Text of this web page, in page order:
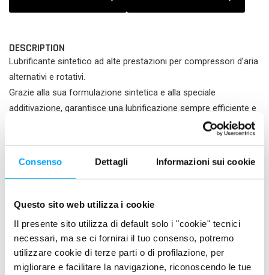
Consenso Dettagli Informazioni sui cookie
Questo sito web utilizza i cookie
Il presente sito utilizza di default solo i "cookie" tecnici
necessari, ma se ci fornirai il tuo consenso, potremo
utilizzare cookie di terze parti o di profilazione, per
migliorare e facilitare la navigazione, riconoscendo le tue
DESCRIPTION
Lubrificante sintetico ad alte prestazioni per compressori d’aria
alternativi e rotativi.
Grazie alla sua formulazione sintetica e alla speciale
additivazione, garantisce una lubrificazione sempre efficiente e
la massima protezione degli organi lubrificati anche nelle
condizioni di utilizzo più severe e per estesi periodi di esercizio.
Massima protezione contro la ruggine e la corrosione
Formulato con additivi estremamente stabili
chimicamente e a basso contenuto di ceneri
Eccezionale resistenza all’ossidazione e al degrado
termico